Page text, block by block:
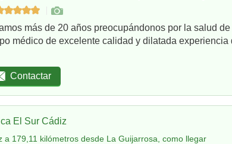
más de 20 años preocupándonos por la salud
médico de excelente calidad y dilatada experiencia
Contactar
El Sur Cádiz
a 179,11 kilómetros desde La Guijarrosa, como llegar